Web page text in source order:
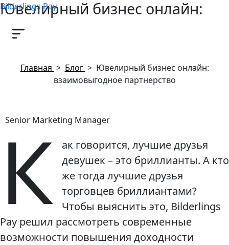
Bilderlings Pay
Ювелирный бизнес онлайн:
взаимовыгодное партнерство
Главная > Блог > Ювелирный бизнес онлайн:
взаимовыгодное партнерство
Senior Marketing Manager
К
ак говорится, лучшие друзья
девушек – это бриллианты. А кто
же тогда лучшие друзья
торговцев бриллиантами?
Чтобы выяснить это, Bilderlings
Pay решил рассмотреть современные
возможности повышения доходности